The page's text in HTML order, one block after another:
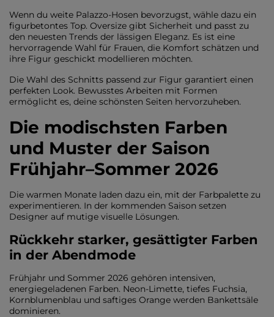
Wenn du weite Palazzo-Hosen bevorzugst, wähle dazu ein
figurbetontes Top. Oversize gibt Sicherheit und passt zu
den neuesten Trends der lässigen Eleganz. Es ist eine
hervorragende Wahl für Frauen, die Komfort schätzen und
ihre Figur geschickt modellieren möchten.
Die Wahl des Schnitts passend zur Figur garantiert einen
perfekten Look. Bewusstes Arbeiten mit Formen
ermöglicht es, deine schönsten Seiten hervorzuheben.
Die modischsten Farben
und Muster der Saison
Frühjahr–Sommer 2026
Die warmen Monate laden dazu ein, mit der Farbpalette zu
experimentieren. In der kommenden Saison setzen
Designer auf mutige visuelle Lösungen.
Rückkehr starker, gesättigter Farben
in der Abendmode
Frühjahr und Sommer 2026 gehören intensiven,
energiegeladenen Farben. Neon-Limette, tiefes Fuchsia,
Kornblumenblau und saftiges Orange werden Bankettsäle
dominieren.